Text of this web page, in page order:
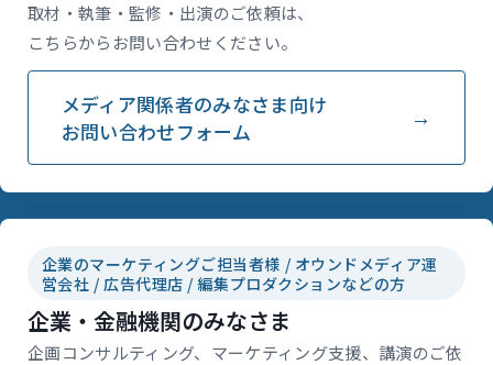
取材・執筆・監修・出演のご依頼は、
こちらからお問い合わせください。
メディア関係者のみなさま向け
お問い合わせフォーム
企業のマーケティングご担当者様 / オウンドメディア運
営会社 / 広告代理店 / 編集プロダクションなどの方
企業・金融機関のみなさま
企画コンサルティング、マーケティング支援、講演のご依